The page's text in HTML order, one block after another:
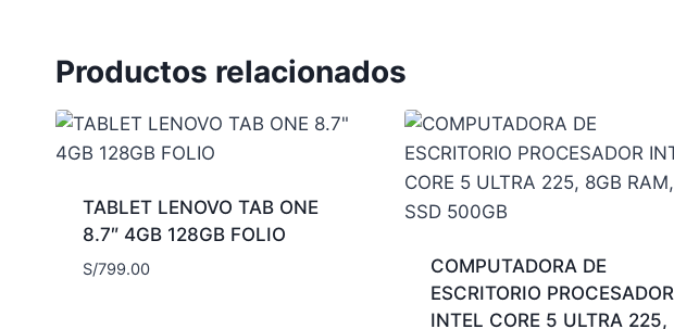
Productos relacionados
TABLET LENOVO TAB ONE
8.7″ 4GB 128GB FOLIO
S/799.00
COMPUTADORA DE
ESCRITORIO PROCESADOR
INTEL CORE 5 ULTRA 225,